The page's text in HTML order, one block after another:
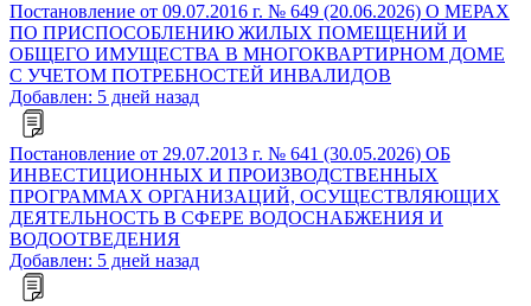
Постановление от 09.07.2016 г. № 649 (20.06.2026) О МЕРАХ
ПО ПРИСПОСОБЛЕНИЮ ЖИЛЫХ ПОМЕЩЕНИЙ И
ОБЩЕГО ИМУЩЕСТВА В МНОГОКВАРТИРНОМ ДОМЕ
С УЧЕТОМ ПОТРЕБНОСТЕЙ ИНВАЛИДОВ
Добавлен: 5 дней назад
Постановление от 29.07.2013 г. № 641 (30.05.2026) ОБ
ИНВЕСТИЦИОННЫХ И ПРОИЗВОДСТВЕННЫХ
ПРОГРАММАХ ОРГАНИЗАЦИЙ, ОСУЩЕСТВЛЯЮЩИХ
ДЕЯТЕЛЬНОСТЬ В СФЕРЕ ВОДОСНАБЖЕНИЯ И
ВОДООТВЕДЕНИЯ
Добавлен: 5 дней назад